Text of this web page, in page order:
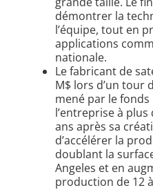
démontrer la
l’équipe, tout en
applications
nationale.
Le fabricant de
M$ lors d’un tour
mené par le
l’entreprise à
ans après sa
d’accélérer la
doublant la
Angeles et en
production de 12